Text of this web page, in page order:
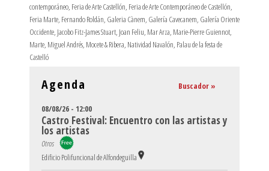
contemporáneo, Feria de Arte Castellón, Feria de Arte Contemporáneo de Castellón,
Feria Marte, Fernando Roldán, Galeria Cànem, Galería Cavecanem, Galería Oriente
Occidente, Jacobo Fitz-James Stuart, Joan Feliu, Mar Arza, Marie-Pierre Guiennot,
Marte, Miguel Andrés, Mocete & Ribera, Natividad Navalón, Palau de la festa de
Castelló
Agenda Buscador »
08/08/26 - 12:00
Castro Festival: Encuentro con las artistas y
los artistas
Otros
Edificio Polifuncional de Alfondeguilla